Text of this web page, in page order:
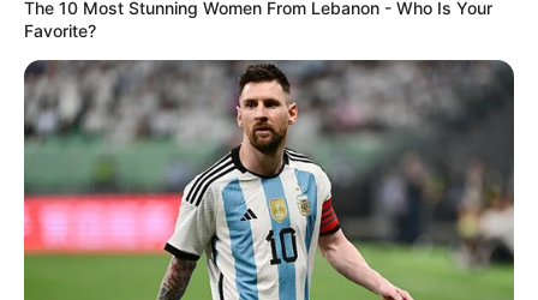
The 10 Most Stunning Women From Lebanon - Who Is Your
Favorite?